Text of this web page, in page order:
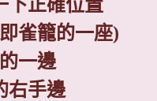
下正確位置
即雀籠的一座)
一邊
右手邊